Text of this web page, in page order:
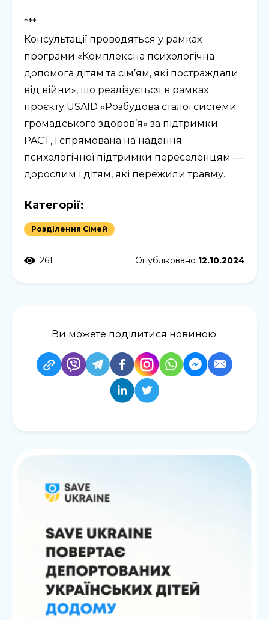
***
Консультації проводяться у рамках
програми «Комплексна психологічна
допомога дітям та сім’ям, які постраждали
від війни», що реалізується в рамках
проєкту USAID «Розбудова сталої системи
громадського здоров’я» за підтримки
PACT, і спрямована на надання
психологічної підтримки переселенцям —
дорослим і дітям, які пережили травму.
Категорії:
Розділення Сімей
261 Опубліковано 12.10.2024
Ви можете поділитися новиною: